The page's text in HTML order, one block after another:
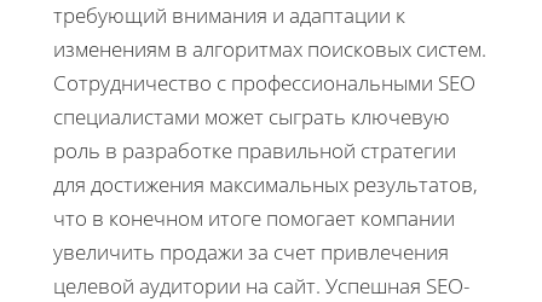
требующий внимания и адаптации к
изменениям в алгоритмах поисковых систем.
Сотрудничество с профессиональными SEO
специалистами может сыграть ключевую
роль в разработке правильной стратегии
для достижения максимальных результатов,
что в конечном итоге помогает компании
увеличить продажи за счет привлечения
целевой аудитории на сайт. Успешная SEO-